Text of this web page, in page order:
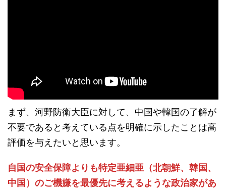
まず、河野防衛大臣に対して、中国や韓国の了解が
不要であると考えている点を明確に示したことは高
評価を与えたいと思います。
自国の安全保障よりも特定亜細亜（北朝鮮、韓国、
中国）のご機嫌を最優先に考えるような政治家があ